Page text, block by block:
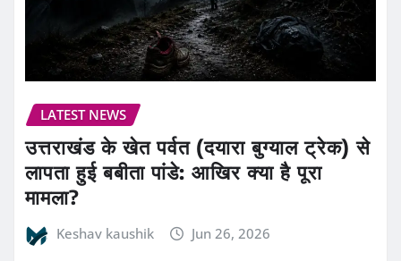
LATEST NEWS
उत्तराखंड के खेत पर्वत (दयारा बुग्याल ट्रेक) से
लापता हुई बबीता पांडे: आखिर क्या है पूरा
मामला?
Keshav kaushik Jun 26, 2026